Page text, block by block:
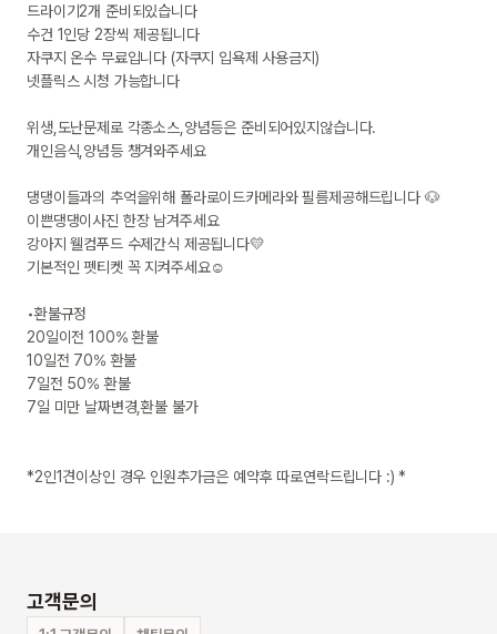
드라이기2개 준비되있습니다
수건 1인당 2장씩 제공됩니다
자쿠지 온수 무료입니다 (자쿠지 입욕제 사용금지)
넷플릭스 시청 가능합니다
위생,도난문제로 각종소스,양념등은 준비되어있지않습니다.
개인음식,양념등 챙겨와주세요
댕댕이들과의 추억을위해 폴라로이드카메라와 필름제공해드립니다 🐶
이쁜댕댕이사진 한장 남겨주세요
강아지 웰컴푸드 수제간식 제공됩니다💛
기본적인 펫티켓 꼭 지켜주세요☺️
•환불규정
20일이전 100% 환불
10일전 70% 환불
7일전 50% 환불
7일 미만 날짜변경,환불 불가
고객문의